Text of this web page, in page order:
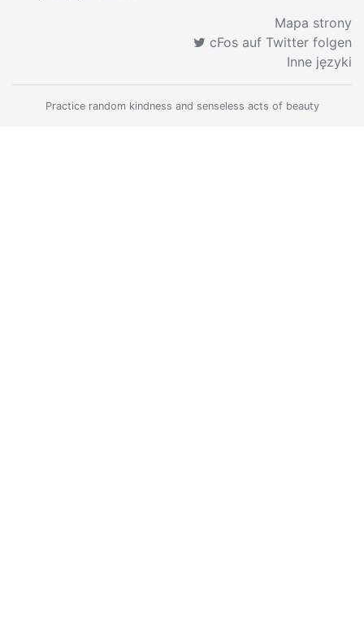
Mapa strony
cFos auf Twitter folgen
Inne języki
Practice random kindness and senseless acts of beauty